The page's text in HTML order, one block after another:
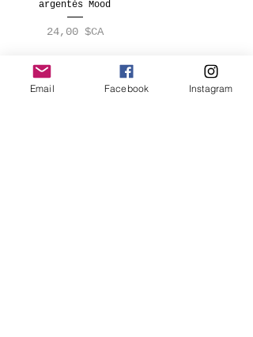
argentés Mood
Prix
24,00 $CA
Email Facebook Instagram